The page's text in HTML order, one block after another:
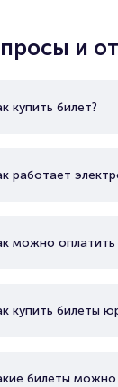
и
купить билет?
работает
можно оплатить
купить билеты
билеты можно